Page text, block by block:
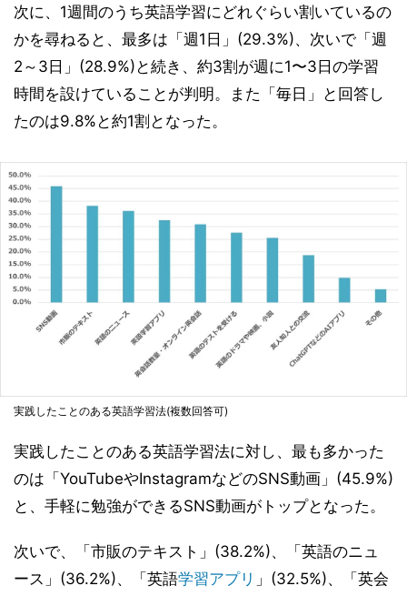
次に、1週間のうち英語学習にどれぐらい割いているの
かを尋ねると、最多は「週1日」(29.3%)、次いで「週
2～3日」(28.9%)と続き、約3割が週に1〜3日の学習
時間を設けていることが判明。また「毎日」と回答し
たのは9.8%と約1割となった。
実践したことのある英語学習法(複数回答可)
実践したことのある英語学習法に対し、最も多かった
のは「YouTubeやInstagramなどのSNS動画」(45.9%)
と、手軽に勉強ができるSNS動画がトップとなった。
次いで、「市販のテキスト」(38.2%)、「英語のニュ
ース」(36.2%)、「英語学習アプリ 」(32.5%)、「英会